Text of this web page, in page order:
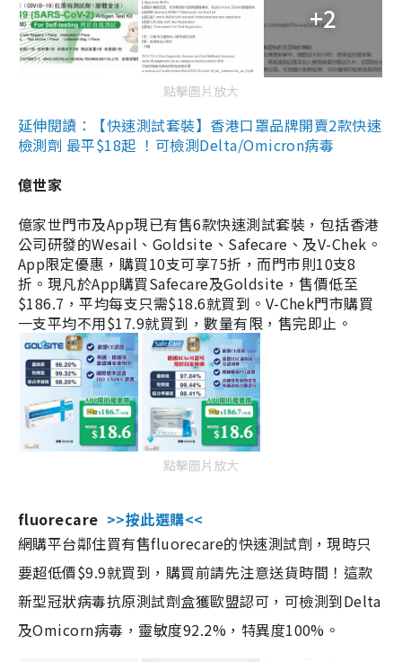
+2
點擊圖片放大
延伸閱讀：【快速測試套裝】香港口罩品牌開賣2款快速
檢測劑 最平$18起 ！可檢測Delta/Omicron病毒
億世家
億家世門市及App現已有售6款快速測試套裝，包括香港
公司研發的Wesail、Goldsite、Safecare、及V-Chek。
App限定優惠，購買10支可享75折，而門市則10支8
折。現凡於App購買Safecare及Goldsite，售價低至
$186.7，平均每支只需$18.6就買到。V-Chek門市購買
一支平均不用$17.9就買到，數量有限，售完即止。
點擊圖片放大
fluorecare >>按此選購<<
網購平台鄰住買有售fluorecare的快速測試劑，現時只
要超低價$9.9就買到，購買前請先注意送貨時間！這款
新型冠狀病毒抗原測試劑盒獲歐盟認可，可檢測到Delta
及Omicorn病毒，靈敏度92.2%，特異度100%。